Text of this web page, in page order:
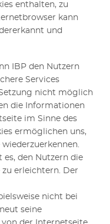
enthalten, zu
kann
und
IBP den Nutzern
Services
nicht möglich
die Informationen
im Sinne des
ermöglichen uns,
es, den Nutzern die
erleichtern. Der
nicht bei
seine